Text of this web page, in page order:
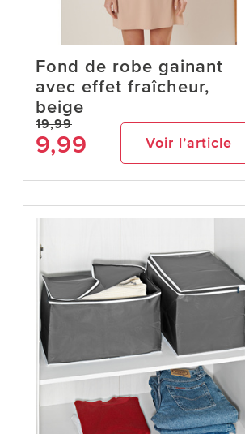
Fond de robe gainant
avec effet fraîcheur,
beige
19,99
9,99 Voir l’article